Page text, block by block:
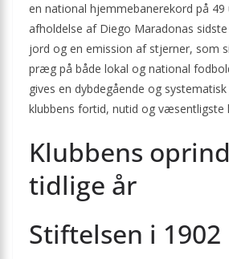
en national hjemmebanerekord på 49
afholdelse af Diego Maradonas
jord og en emis­sion af stjerner, som
præg på både lokal og national
gives en dybdegående og
klubbens fortid, nutid og væsentligste
Klubbens
tidlige år
Stiftelsen i 1902